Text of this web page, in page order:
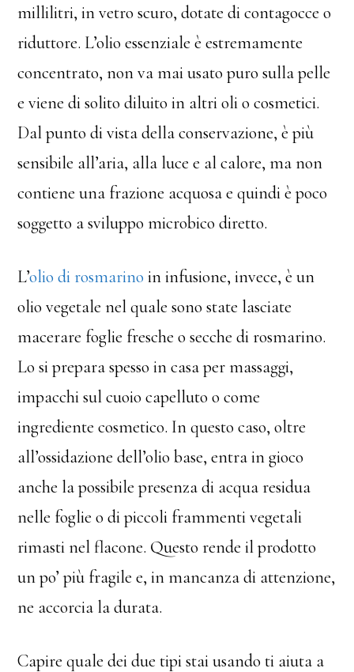
millilitri, in vetro scuro, dotate di contagocce o
riduttore. L’olio essenziale è estremamente
concentrato, non va mai usato puro sulla pelle
e viene di solito diluito in altri oli o cosmetici.
Dal punto di vista della conservazione, è più
sensibile all’aria, alla luce e al calore, ma non
contiene una frazione acquosa e quindi è poco
soggetto a sviluppo microbico diretto.
L’olio di rosmarinoin infusione, invece, è un
olio vegetale nel quale sono state lasciate
macerare foglie fresche o secche di rosmarino.
Lo si prepara spesso in casa per massaggi,
impacchi sul cuoio capelluto o come
ingrediente cosmetico. In questo caso, oltre
all’ossidazione dell’olio base, entra in gioco
anche la possibile presenza di acqua residua
nelle foglie o di piccoli frammenti vegetali
rimasti nel flacone. Questo rende il prodotto
un po’ più fragile e, in mancanza di attenzione,
ne accorcia la durata.
Capire quale dei due tipi stai usando ti aiuta a